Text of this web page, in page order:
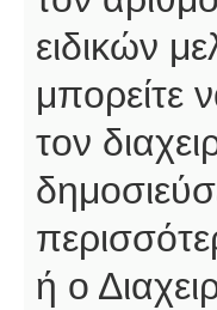
ειδικών
μπορείτε
τον
ή ο